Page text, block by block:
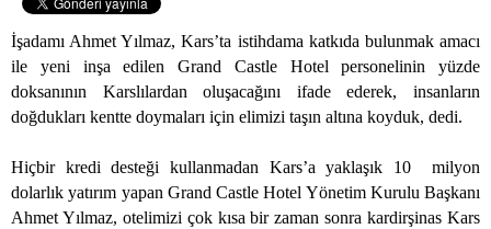
İşadamı Ahmet Yılmaz, Kars’ta istihdama katkıda bulunmak amacı
ile yeni inşa edilen Grand Castle Hotel personelinin yüzde
doksanının Karslılardan oluşacağını ifade ederek, insanların
doğdukları kentte doymaları için elimizi taşın altına koyduk, dedi.
Hiçbir kredi desteği kullanmadan Kars’a yaklaşık 10
milyon
dolarlık yatırım yapan Grand Castle Hotel Yönetim Kurulu Başkanı
Ahmet Yılmaz, otelimizi çok kısa bir zaman sonra kardirşinas Kars